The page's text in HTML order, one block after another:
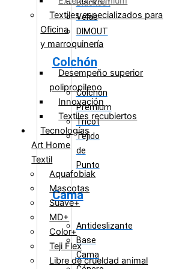
Blackout
Velos
DIMOUT
Colchón
Colchón
Premium
Tricot
Tejido
de
Punto
Cama
Antideslizante
Base
Cama
Textiles especializados para
Oficina
y marroquinería
Desempeño superior
polipropileno
Innovación
Textiles recubiertos
Tecnologías
Art Home
Textil
Aquafobiak
Mascotas
Suave+
MD+
Color+
Teji Flex
Libre de crueldad animal